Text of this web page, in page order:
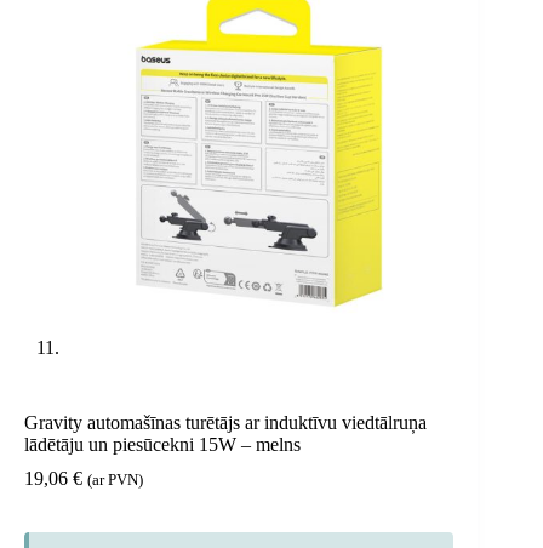
Gravity automašīnas turētājs ar induktīvu viedtālruņa
lādētāju un piesūcekni 15W – melns
19,06 € (ar PVN)